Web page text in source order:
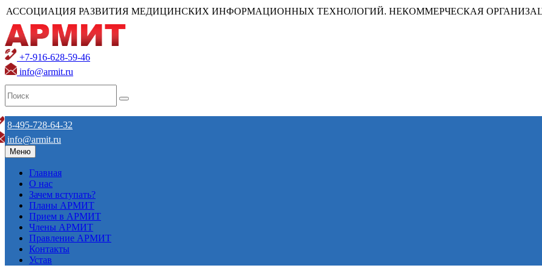
АССОЦИАЦИЯ РАЗВИТИЯ МЕДИЦИНСКИХ ИНФОРМАЦИОННЫХ ТЕХНОЛОГИЙ. НЕКОММЕРЧЕСКАЯ
+7-916-628-59-46
info@armit.ru
8-495-728-64-32
info@armit.ru
Меню
Главная
О нас
Зачем вступать?
Планы АРМИТ
Прием в АРМИТ
Члены АРМИТ
Правление АРМИТ
Контакты
Устав